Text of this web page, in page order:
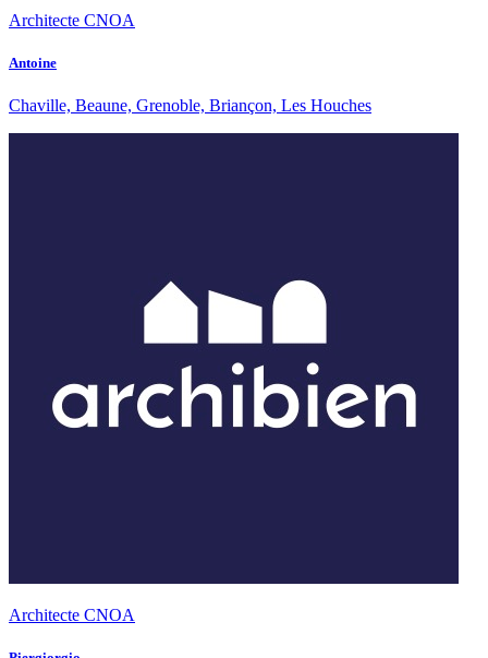
Architecte CNOA
Antoine
Chaville, Beaune, Grenoble, Briançon, Les Houches
Architecte CNOA